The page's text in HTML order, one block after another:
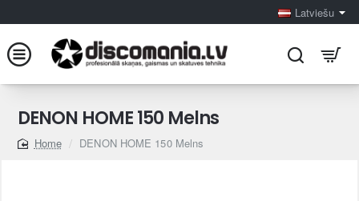
Latviešu
DENON HOME 150 Melns
home
DENON HOME 150 Melns